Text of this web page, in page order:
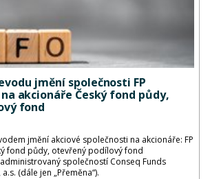
jmění společnosti FP
akcionáře Český fond půdy,
fond
jmění akciové společnosti na akcionáře: FP
fond půdy, otevřený podílový fond
společností Conseq Funds
(dále jen „Přeměna“).